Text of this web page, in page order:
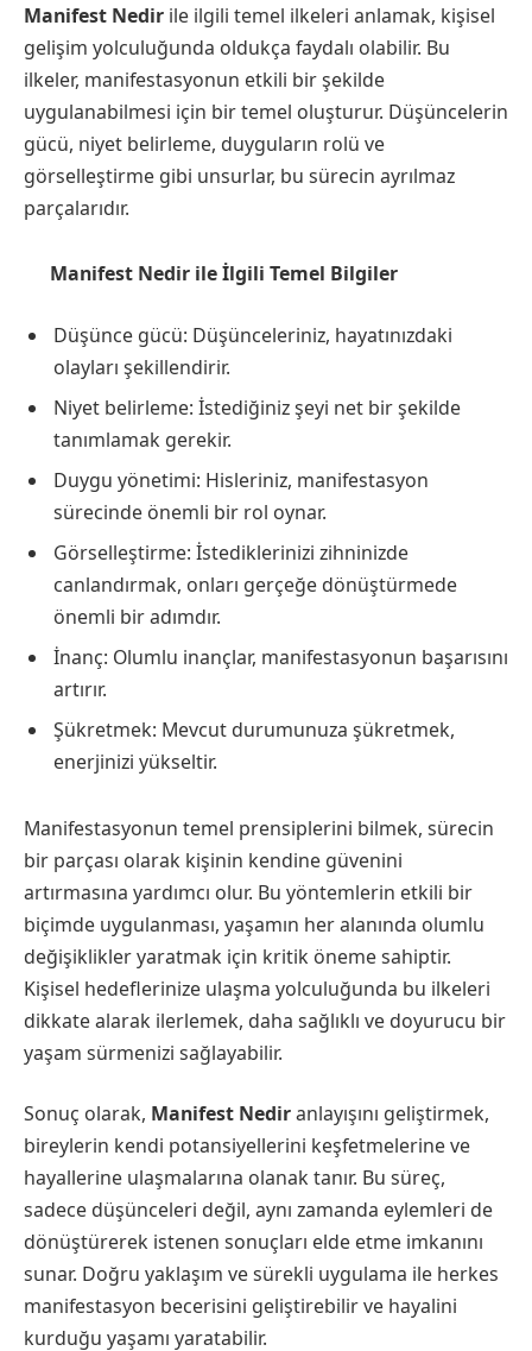
Manifest Nedir ile ilgili temel ilkeleri anlamak, kişisel
gelişim yolculuğunda oldukça faydalı olabilir. Bu
ilkeler, manifestasyonun etkili bir şekilde
uygulanabilmesi için bir temel oluşturur. Düşüncelerin
gücü, niyet belirleme, duyguların rolü ve
görselleştirme gibi unsurlar, bu sürecin ayrılmaz
parçalarıdır.
Manifest Nedir ile İlgili Temel Bilgiler
Düşünce gücü: Düşünceleriniz, hayatınızdaki
olayları şekillendirir.
Niyet belirleme: İstediğiniz şeyi net bir şekilde
tanımlamak gerekir.
Duygu yönetimi: Hisleriniz, manifestasyon
sürecinde önemli bir rol oynar.
Görselleştirme: İstediklerinizi zihninizde
canlandırmak, onları gerçeğe dönüştürmede
önemli bir adımdır.
İnanç: Olumlu inançlar, manifestasyonun başarısını
artırır.
Şükretmek: Mevcut durumunuza şükretmek,
enerjinizi yükseltir.
Manifestasyonun temel prensiplerini bilmek, sürecin
bir parçası olarak kişinin kendine güvenini
artırmasına yardımcı olur. Bu yöntemlerin etkili bir
biçimde uygulanması, yaşamın her alanında olumlu
değişiklikler yaratmak için kritik öneme sahiptir.
Kişisel hedeflerinize ulaşma yolculuğunda bu ilkeleri
dikkate alarak ilerlemek, daha sağlıklı ve doyurucu bir
yaşam sürmenizi sağlayabilir.
Sonuç olarak, Manifest Nediranlayışını geliştirmek,
bireylerin kendi potansiyellerini keşfetmelerine ve
hayallerine ulaşmalarına olanak tanır. Bu süreç,
sadece düşünceleri değil, aynı zamanda eylemleri de
dönüştürerek istenen sonuçları elde etme imkanını
sunar. Doğru yaklaşım ve sürekli uygulama ile herkes
manifestasyon becerisini geliştirebilir ve hayalini
kurduğu yaşamı yaratabilir.